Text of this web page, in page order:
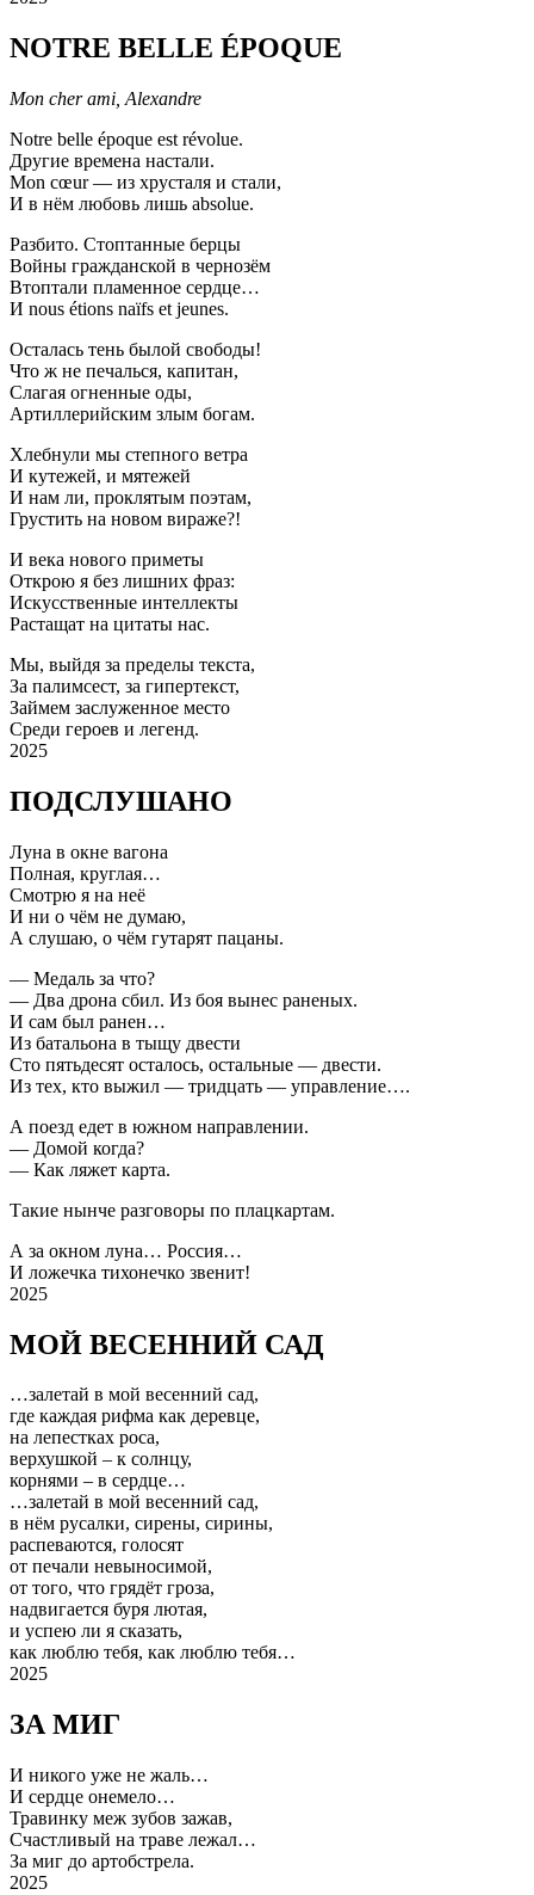
NOTRE BELLE ÉPOQUE
Mon cher ami, Alexandre
Notre belle époque est révolue.
Другие времена настали.
Mon cœur — из хрусталя и стали,
И в нём любовь лишь аbsolue.
Разбито. Стоптанные берцы
Войны гражданской в чернозём
Втоптали пламенное сердце…
И nous étions naïfs et jeunes.
Осталась тень былой свободы!
Что ж не печалься, капитан,
Слагая огненные оды,
Артиллерийским злым богам.
Хлебнули мы степного ветра
И кутежей, и мятежей
И нам ли, проклятым поэтам,
Грустить на новом вираже?!
И века нового приметы
Открою я без лишних фраз:
Искусственные интеллекты
Растащат на цитаты нас.
Мы, выйдя за пределы текста,
За палимсест, за гипертекст,
Займем заслуженное место
Среди героев и легенд.
2025
ПОДСЛУШАНО
Луна в окне вагона
Полная, круглая…
Смотрю я на неё
И ни о чём не думаю,
А слушаю, о чём гутарят пацаны.
— Медаль за что?
— Два дрона сбил. Из боя вынес раненых.
И сам был ранен…
Из батальона в тыщу двести
Сто пятьдесят осталось, остальные — двести.
Из тех, кто выжил — тридцать — управление….
А поезд едет в южном направлении.
— Домой когда?
— Как ляжет карта.
Такие нынче разговоры по плацкартам.
А за окном луна… Россия…
И ложечка тихонечко звенит!
2025
МОЙ ВЕСЕННИЙ САД
…залетай в мой весенний сад,
где каждая рифма как деревце,
на лепестках роса,
верхушкой – к солнцу,
корнями – в сердце…
…залетай в мой весенний сад,
в нём русалки, сирены, сирины,
распеваются, голосят
от печали невыносимой,
от того, что грядёт гроза,
надвигается буря лютая,
и успею ли я сказать,
как люблю тебя, как люблю тебя…
2025
ЗА МИГ
И никого уже не жаль…
И сердце онемело…
Травинку меж зубов зажав,
Счастливый на траве лежал…
За миг до артобстрела.
2025